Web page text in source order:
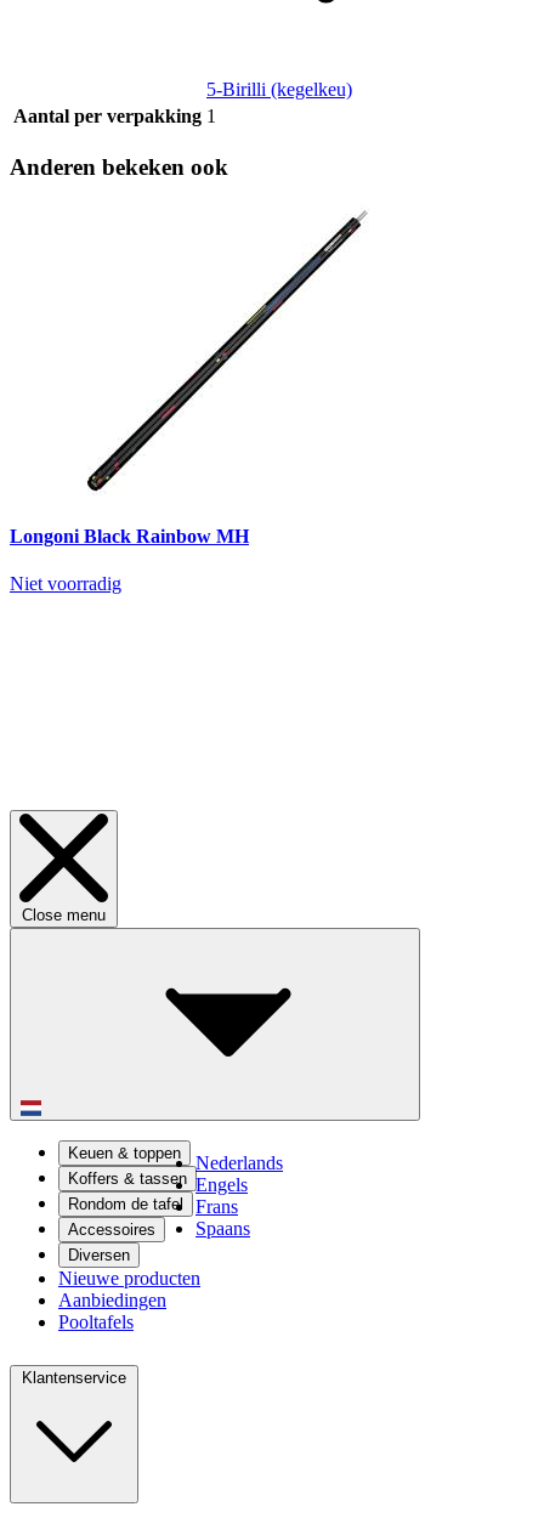
5-Birilli (kegelkeu)
Aantal per verpakking 1
Anderen bekeken ook
Longoni Black Rainbow MH
Niet voorradig
Close menu
Nederlands
Engels
Frans
Spaans
Keuen & toppen
Koffers & tassen
Rondom de tafel
Accessoires
Diversen
Nieuwe producten
Aanbiedingen
Pooltafels
Klantenservice